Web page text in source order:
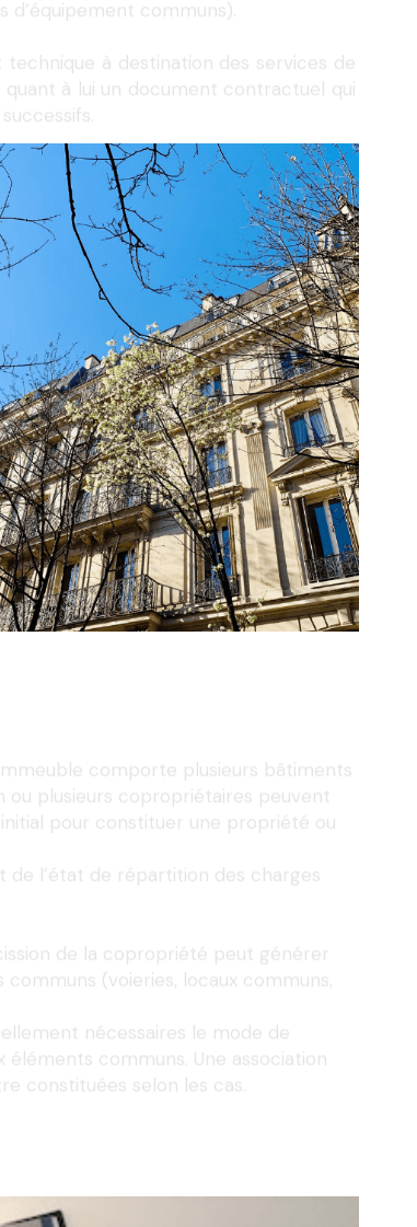
à lui un document contractuel qui
comporte plusieurs bâtiments
ou plusieurs copropriétaires peuvent
pour constituer une propriété ou
l’état de répartition des charges
(voieries, locaux communs,
nécessaires le mode de
communs. Une association
constituées selon les cas.